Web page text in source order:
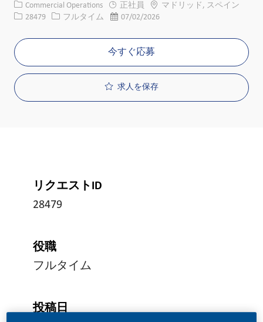
カテゴリー
Commercial Operations 正社員 場所マドリッド, スペイン
求人ID
28479 役職フルタイム 投稿日07/02/2026
今すぐ応募
求人を保存
リクエストID
28479
役職
フルタイム
投稿日